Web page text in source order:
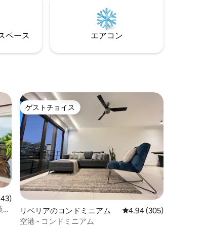
ーチクラブに近い距離にありながら、自
然に包まれているように感じられるよう
にユニークに設計された、フルエアコン
付きの2階建て、3ベッドルームの家です
ペ⁠ー⁠ス エアコン
件、5つ星中4.99つ星の平均評価
ゲストチョイス
ゲストチョイス
リベリアのコンドミニアム レビュー305件、5つ星
4.94 (305)
空港 - コンドミニアム